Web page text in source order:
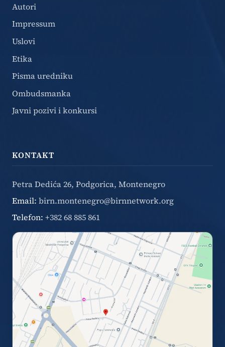
Autori
Impressum
Uslovi
Etika
Pisma uredniku
Ombudsmanka
Javni pozivi i konkursi
KONTAKT
Petra Dedića 26, Podgorica, Montenegro
Email: birn.montenegro@birnnetwork.org
Telefon: +382 68 885 861